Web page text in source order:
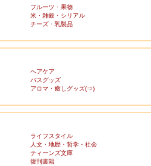
フルーツ・果物
米・雑穀・シリアル
チーズ・乳製品
ヘアケア
バスグッズ
アロマ・癒しグッズ(⇒)
ライフスタイル
人文・地歴・哲学・社会
ティーンズ文庫
復刊書籍